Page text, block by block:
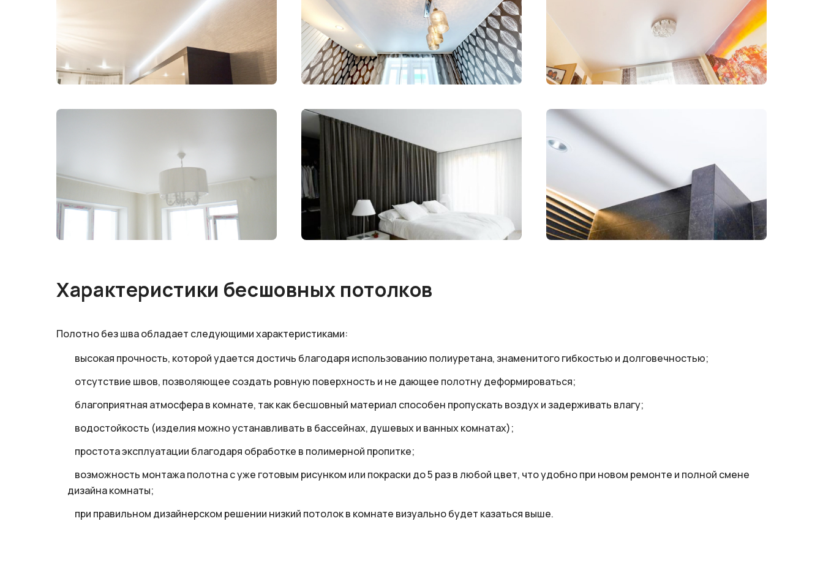
Характеристики бесшовных потолков
Полотно без шва обладает следующими характеристиками:
высокая прочность, которой удается достичь благодаря использованию полиуретана, знаменитого гибкостью и долговечностью;
отсутствие швов, позволяющее создать ровную поверхность и не дающее полотну деформироваться;
благоприятная атмосфера в комнате, так как бесшовный материал способен пропускать воздух и задерживать влагу;
водостойкость (изделия можно устанавливать в бассейнах, душевых и ванных комнатах);
простота эксплуатации благодаря обработке в полимерной пропитке;
возможность монтажа полотна с уже готовым рисунком или покраски до 5 раз в любой цвет, что удобно при новом ремонте и полной смене
дизайна комнаты;
при правильном дизайнерском решении низкий потолок в комнате визуально будет казаться выше.